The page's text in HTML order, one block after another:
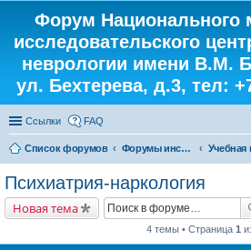
Форум Национального
исследовательского
неврологии имени В.М.
ул. Бехтерева, д.3, тел:
Ссылки FAQ
Список форумов Форумы института
Психиатрия-наркология
Новая тема
4 темы • Страница 1